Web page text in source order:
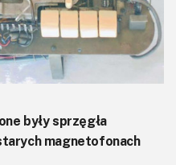
były sprzęgła
magnetofonach